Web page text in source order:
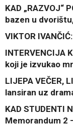
KAD „RAZVOJ“
bazen u
VIKTOR
INTERVENCIJA
koji je izvukao
LIJEPA VEČER,
lansiran uz
KAD STUDENTI
Memorandum 2